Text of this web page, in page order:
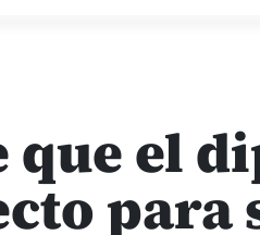
que el
para